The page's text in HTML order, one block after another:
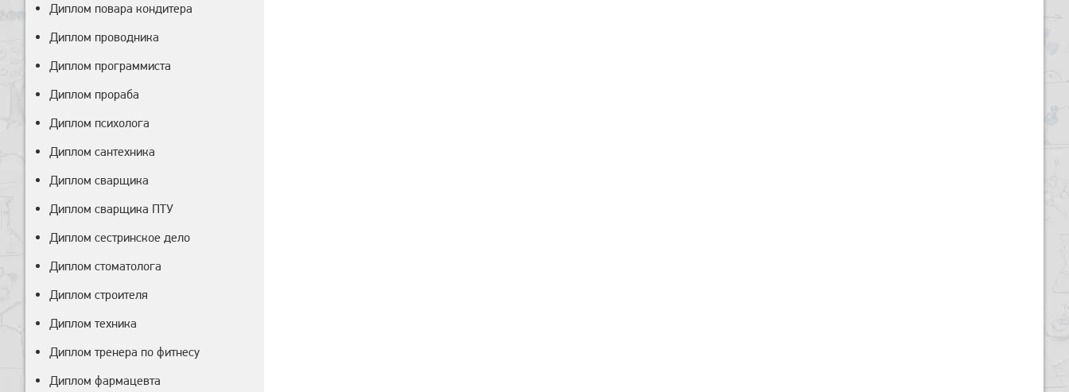
Диплом повара кондитера
Диплом проводника
Диплом программиста
Диплом прораба
Диплом психолога
Диплом сантехника
Диплом сварщика
Диплом сварщика ПТУ
Диплом сестринское дело
Диплом стоматолога
Диплом строителя
Диплом техника
Диплом тренера по фитнесу
Диплом фармацевта